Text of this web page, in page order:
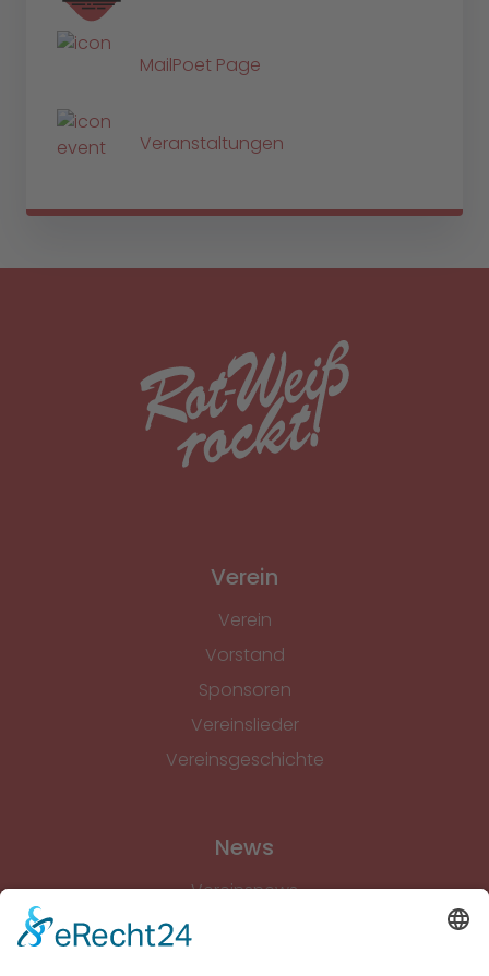
MailPoet Page
Veranstaltungen
Verein
Verein
Vorstand
Sponsoren
Vereinslieder
Vereinsgeschichte
News
Vereinsnews